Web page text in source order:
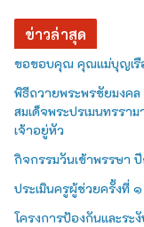
ข่าวล่าสุด
ขอขอบคุณ คุณแม่บุญเรือ
พิธีถวายพระพรชัยมงคล
สมเด็จพระปรเมนทรรา
เจ้าอยู่หัว
กิจกรรมวันเข้าพรรษา
ประเมินครูผู้ช่วยครั้งที่
โครงการป้องกันและร